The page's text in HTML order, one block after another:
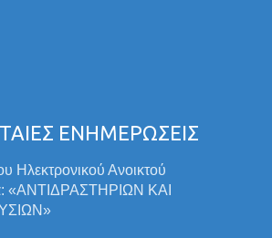
ΕΝΗΜΕΡΩΣΕΙΣ
Ηλεκτρονικού Ανοικτού
«ΑΝΤΙΔΡΑΣΤΗΡΙΩΝ ΚΑΙ